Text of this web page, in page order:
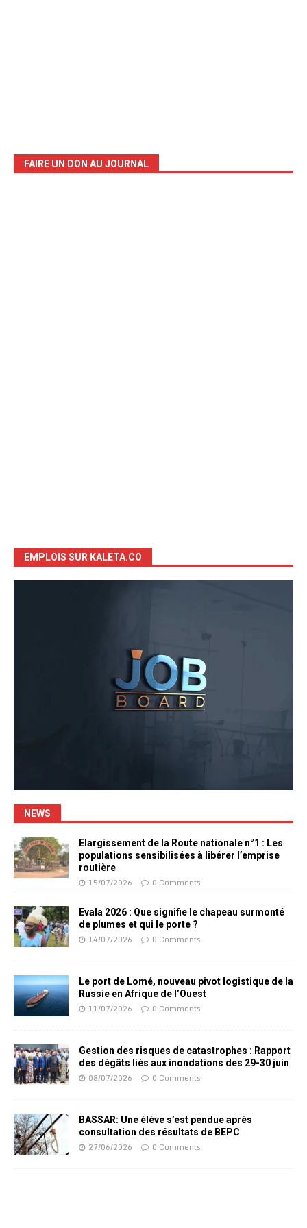
FAIRE UN DON AU JOURNAL
EMPLOIS SUR KALETA.CO
NEWS
Elargissement de la Route nationale n°1 : Les
populations sensibilisées à libérer l’emprise
routière
15/07/2026 0 Comments
Evala 2026 : Que signifie le chapeau surmonté
de plumes et qui le porte ?
14/07/2026 0 Comments
Le port de Lomé, nouveau pivot logistique de la
Russie en Afrique de l’Ouest
11/07/2026 0 Comments
Gestion des risques de catastrophes : Rapport
des dégâts liés aux inondations des 29-30 juin
08/07/2026 0 Comments
BASSAR: Une élève s’est pendue après
consultation des résultats de BEPC
27/06/2026 0 Comments